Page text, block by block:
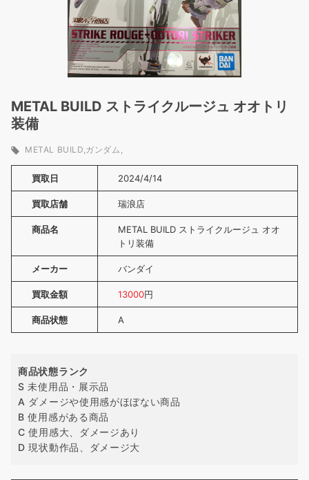
METAL BUILD ストライクルージュ オオトリ
装備
METAL BUILD ガンダム
買取日 2024/4/14
買取店舗 瑞浪店
商品名
METAL BUILD ストライクルージュ オオ
トリ装備
メーカー バンダイ
買取金額 13000円
商品状態 A
商品状態ランク
S 未使用品・展示品
A ダメージや使用感がほぼない商品
B 使用感がある商品
C 使用感大、ダメージあり
D 現状動作品、ダメージ大